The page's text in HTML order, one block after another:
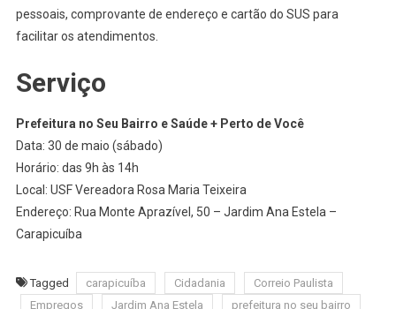
pessoais, comprovante de endereço e cartão do SUS para
facilitar os atendimentos.
Serviço
Prefeitura no Seu Bairro e Saúde + Perto de Você
Data: 30 de maio (sábado)
Horário: das 9h às 14h
Local: USF Vereadora Rosa Maria Teixeira
Endereço: Rua Monte Aprazível, 50 – Jardim Ana Estela –
Carapicuíba
Tagged carapicuíba Cidadania
Correio Paulista
Empregos
Jardim Ana Estela
prefeitura no seu bairro